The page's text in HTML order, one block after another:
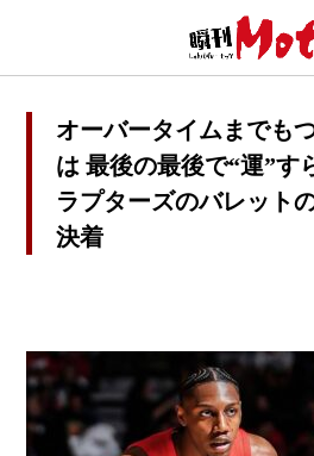
オーバータイムまでも
は 最後の最後で“運”す
ラプターズのバレット
決着